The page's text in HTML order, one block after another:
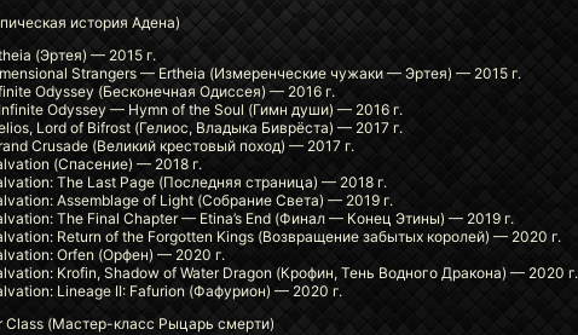
история Адена)
(Эртея) — 2015 г.
Strangers — Ertheia (Измеренческие чужаки — Эртея) — 2015 г.
Odyssey (Бесконечная Одиссея) — 2016 г.
Odyssey — Hymn of the Soul (Гимн души) — 2016 г.
Lord of Bifrost (Гелиос, Владыка Биврёста) — 2017 г.
Crusade (Великий крестовый поход) — 2017 г.
(Спасение) — 2018 г.
The Last Page (Последняя страница) — 2018 г.
Assemblage of Light (Собрание Света) — 2019 г.
The Final Chapter — Etina’s End (Финал — Конец Этины) — 2019 г.
Return of the Forgotten Kings (Возвращение забытых королей) — 2020 г.
Orfen (Орфен) — 2020 г.
Krofin, Shadow of Water Dragon (Крофин, Тень Водного Дракона) — 2020 г.
Lineage II: Fafurion (Фафурион) — 2020 г.
Class (Мастер-класс Рыцарь смерти)